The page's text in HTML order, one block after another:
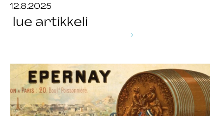
12.8.2025
lue artikkeli